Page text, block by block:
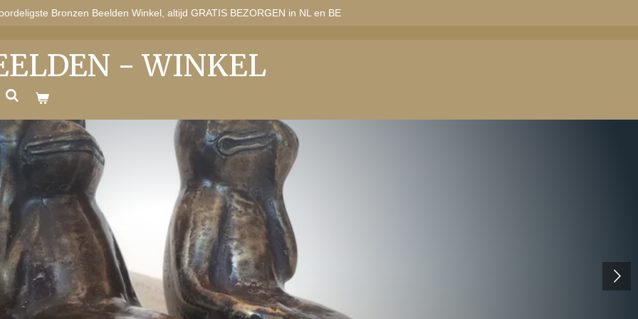
Bronzen Beelden Winkel, altijd GRATIS BEZORGEN in NL en BE
- WINKEL